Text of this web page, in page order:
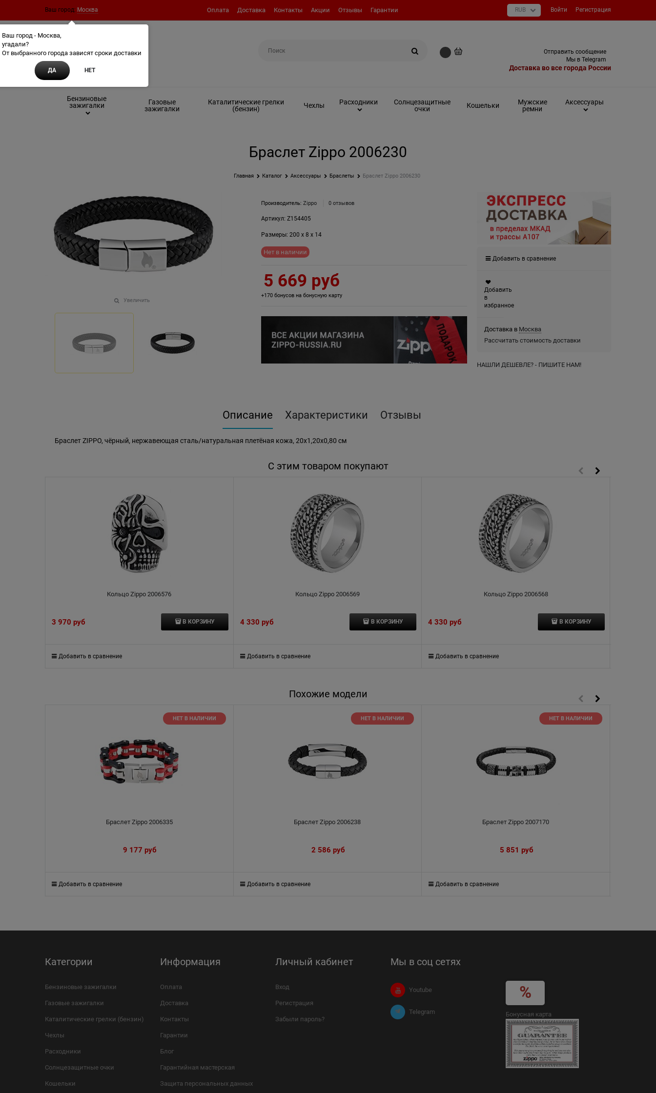
Ваш город: Москва Оплата Доставка Контакты Акции Отзывы Гарантии Войти Регистрация
Отправить сообщение
Мы в Telegram
Доставка во все города России
Бензиновые
зажигалки
Газовые
зажигалки
Каталитические грелки
(бензин)
Чехлы Расходники
Солнцезащитные
очки
Кошельки
Мужские
ремни
Аксессуары
Браслет Zippo 2006230
Главная Каталог Аксессуары Браслеты Браслет Zippo 2006230
Увеличить
Производитель: Zippo 0 отзывов
Артикул: Z154405
Размеры: 200 x 8 x 14
Нет в наличии
5 669 руб
+170 бонусов на бонусную карту
Добавить в сравнение
Добавить
в
избранное
Доставка в Москва
Рассчитать стоимость доставки
НАШЛИ ДЕШЕВЛЕ? - ПИШИТЕ НАМ!
Описание Характеристики Отзывы
Браслет ZIPPO, чёрный, нержавеющая сталь/натуральная плетёная кожа, 20x1,20x0,80 см
С этим товаром покупают
Кольцо Zippo 2006576
3 970 руб В КОРЗИНУ
Добавить в сравнение
Кольцо Zippo 2006569
4 330 руб В КОРЗИНУ
Добавить в сравнение
Кольцо Zippo 2006568
4 330 руб В КОРЗИНУ
Добавить в сравнение
Похожие модели
Браслет Zippo 2006335
НЕТ В НАЛИЧИИ
9 177 руб
Добавить в сравнение
Браслет Zippo 2006238
НЕТ В НАЛИЧИИ
2 586 руб
Добавить в сравнение
Браслет Zippo 2007170
НЕТ В НАЛИЧИИ
5 851 руб
Добавить в сравнение
Категории
Бензиновые зажигалки
Газовые зажигалки
Каталитические грелки (бензин)
Чехлы
Расходники
Солнцезащитные очки
Кошельки
Информация
Оплата
Доставка
Контакты
Гарантии
Блог
Гарантийная мастерская
Защита персональных данных
Личный кабинет
Вход
Регистрация
Забыли пароль?
Мы в соц сетях
Youtube
Telegram Бонусная карта
Ваш город - Москва,
угадали?
От выбранного города зависят сроки доставки
ДА НЕТ